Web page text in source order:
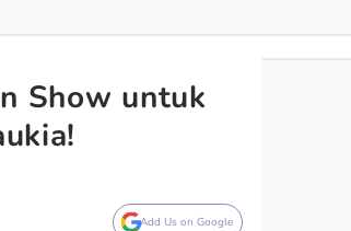
Show untuk
Add Us on Google